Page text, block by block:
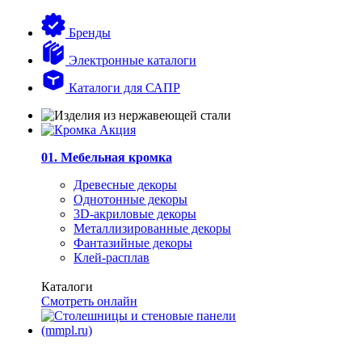
Бренды
Электронные каталоги
Каталоги для САПР
01. Мебельная кромка
Древесные декоры
Однотонные декоры
3D-акриловые декоры
Металлизированные декоры
Фантазийные декоры
Клей-расплав
Каталоги
Смотреть онлайн